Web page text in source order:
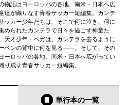
物語はヨーロッパの各地、南米・日本へ広
達が織りなす青春サッカー短編集。カンテ
カー少年たちは、そこで何に泣き、何に
められたカンテラで日々を過ごす神童た
天才少年・ベガは、カンテラを去るように
ベンの背中に何を見る――。そして、その
ーロッパの各地、南米・日本へ広がってい
り成す青春サッカー短編集。
単行本の一覧